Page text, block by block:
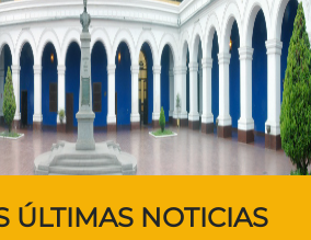
ÚLTIMAS NOTICIAS